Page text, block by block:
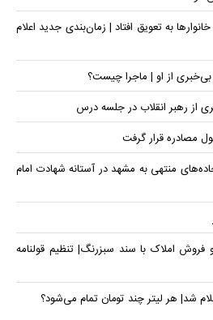
مرداد ۱۴۰۵ این خانوار‌ها به تعویق افتاد | زمان‌بندی جدید اعلام
از رهبر انقلاب در جلسه درس
مصادره قرار گرفت
منتهی به مشهد در آستانه شهادت امام
املاک با سند سبزرنگ| تنظیم قولنامه
شد| هر لیتر چند تومان تمام می‌شود؟